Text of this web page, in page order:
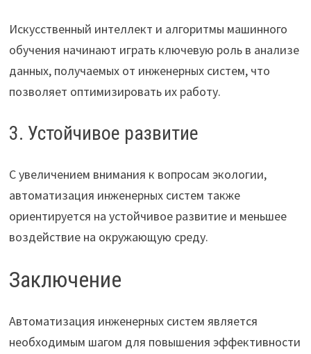
Искусственный интеллект и алгоритмы машинного
обучения начинают играть ключевую роль в анализе
данных, получаемых от инженерных систем, что
позволяет оптимизировать их работу.
3. Устойчивое развитие
С увеличением внимания к вопросам экологии,
автоматизация инженерных систем также
ориентируется на устойчивое развитие и меньшее
воздействие на окружающую среду.
Заключение
Автоматизация инженерных систем является
необходимым шагом для повышения эффективности